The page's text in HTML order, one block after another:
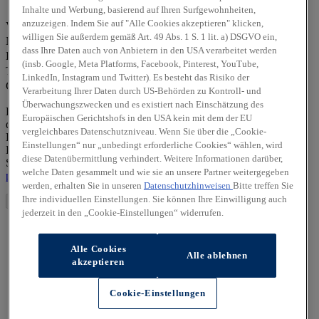
Frau Herr
Divers
Vorname *
Nachname *
E-Mail-Adresse *
Telefonnummer *
Captcha
Die von Ihnen angegebenen personenbezogenen Daten werden
durch den zuständigen Vertragshändler allein zur Bearbeitung Ihrer
Kontaktanfrage verarbeitet. Weitere Hinweise zur
Datenverarbeitung und Ihren Rechten als betroffene Person finden
Sie in unserer Datenschutzerklärung unterhttps://hyundai-
partners/dechent-heidelberg/datenschutz
Absenden
Inhalte und Werbung, basierend auf Ihren Surfgewohnheiten,
anzuzeigen. Indem Sie auf "Alle Cookies akzeptieren" klicken,
willigen Sie außerdem gemäß Art. 49 Abs. 1 S. 1 lit. a) DSGVO ein,
dass Ihre Daten auch von Anbietern in den USA verarbeitet werden
(insb. Google, Meta Platforms, Facebook, Pinterest, YouTube,
LinkedIn, Instagram und Twitter). Es besteht das Risiko der
Verarbeitung Ihrer Daten durch US-Behörden zu Kontroll- und
Überwachungszwecken und es existiert nach Einschätzung des
Europäischen Gerichtshofs in den USA kein mit dem der EU
vergleichbares Datenschutzniveau. Wenn Sie über die „Cookie-
Einstellungen“ nur „unbedingt erforderliche Cookies“ wählen, wird
diese Datenübermittlung verhindert. Weitere Informationen darüber,
welche Daten gesammelt und wie sie an unsere Partner weitergegeben
werden, erhalten Sie in unseren Datenschutzhinweisen Bitte treffen Sie
Ihre individuellen Einstellungen. Sie können Ihre Einwilligung auch
jederzeit in den „Cookie-Einstellungen“ widerrufen.
Alle Cookies
akzeptieren
Alle ablehnen
Cookie-Einstellungen